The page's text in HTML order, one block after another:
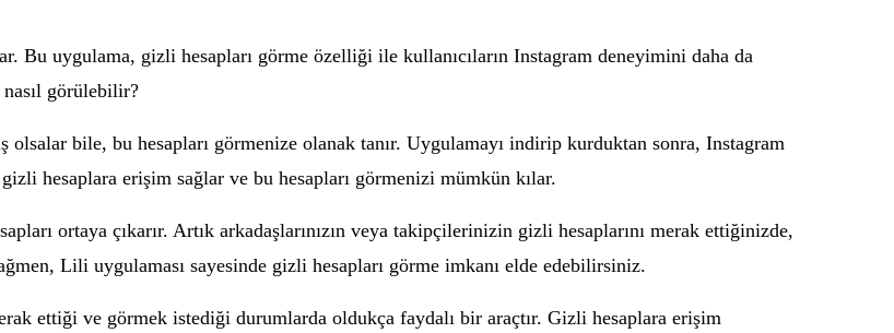
Bu uygulama, gizli hesapları görme özelliği ile kullanıcıların Instagram deneyimini daha da
görülebilir?
olsalar bile, bu hesapları görmenize olanak tanır. Uygulamayı indirip kurduktan sonra, Instagram
hesaplara erişim sağlar ve bu hesapları görmenizi mümkün kılar.
ortaya çıkarır. Artık arkadaşlarınızın veya takipçilerinizin gizli hesaplarını merak ettiğinizde,
Lili uygulaması sayesinde gizli hesapları görme imkanı elde edebilirsiniz.
ettiği ve görmek istediği durumlarda oldukça faydalı bir araçtır. Gizli hesaplara erişim